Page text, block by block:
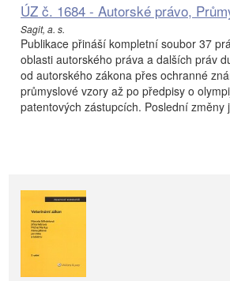
ÚZ č. 1684 - Autorské právo,
Sagit, a. s.
Publikace přináší kompletní soubor 37
oblasti autorského práva a dalších práv
od autorského zákona přes ochranné
průmyslové vzory až po předpisy o
patentových zástupcích. Poslední změny